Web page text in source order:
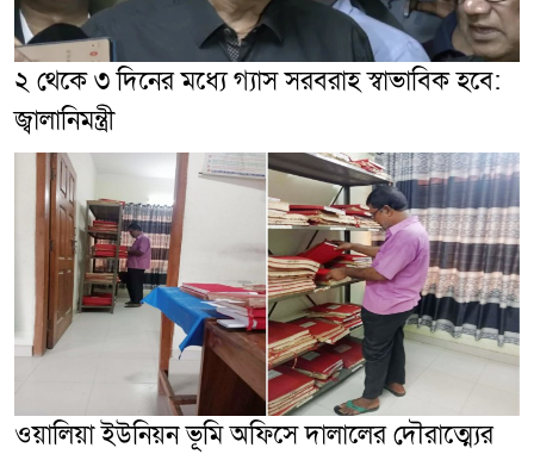
২ থেকে ৩ দিনের মধ্যে গ্যাস সরবরাহ স্বাভাবিক হবে:
জ্বালানিমন্ত্রী
ওয়ালিয়া ইউনিয়ন ভূমি অফিসে দালালের দৌরাত্ম্যের